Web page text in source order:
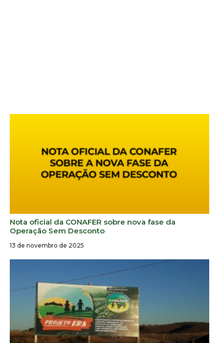
Nota oficial da CONAFER sobre nova fase da
Operação Sem Desconto
13 de novembro de 2025